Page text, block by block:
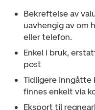
Bekreftelse av
uavhengig av om
eller telefon.
Enkel i bruk,
post
Tidligere
finnes enkelt via
Eksport til